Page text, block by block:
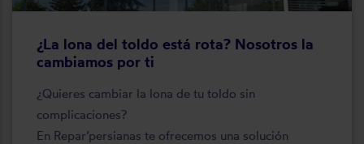
¿La lona del toldo está rota? Nosotros la
cambiamos por ti
¿Quieres cambiar la lona de tu toldo sin
complicaciones?
En Repar’persianas te ofrecemos una solución